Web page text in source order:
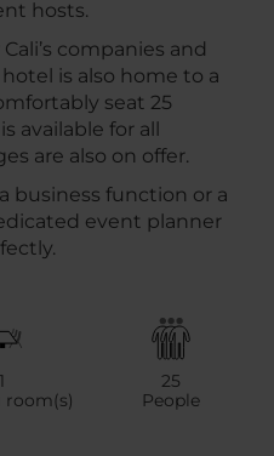
hosts.
companies and
is also home to a
seat 25
available for all
are also on offer.
business function or a
event planner
1
room(s)
25
People